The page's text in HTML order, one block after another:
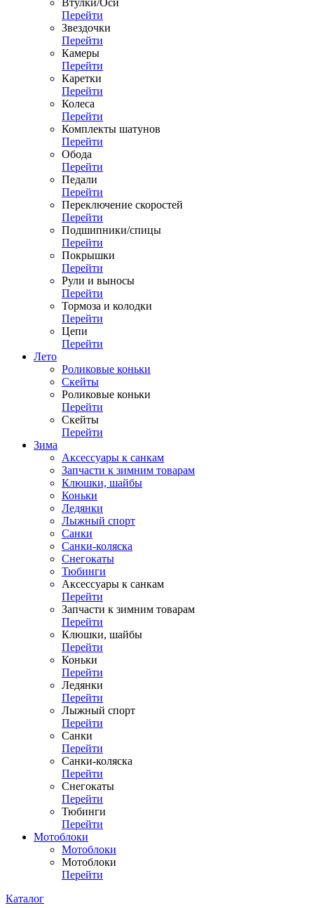
Втулки/Оси
Перейти
Звездочки
Перейти
Камеры
Перейти
Каретки
Перейти
Колеса
Перейти
Комплекты шатунов
Перейти
Обода
Перейти
Педали
Перейти
Переключение скоростей
Перейти
Подшипники/спицы
Перейти
Покрышки
Перейти
Рули и выносы
Перейти
Тормоза и колодки
Перейти
Цепи
Перейти
Лето
Роликовые коньки
Скейты
Роликовые коньки
Перейти
Скейты
Перейти
Зима
Аксессуары к санкам
Запчасти к зимним товарам
Клюшки, шайбы
Коньки
Ледянки
Лыжный спорт
Санки
Санки-коляска
Снегокаты
Тюбинги
Аксессуары к санкам
Перейти
Запчасти к зимним товарам
Перейти
Клюшки, шайбы
Перейти
Коньки
Перейти
Ледянки
Перейти
Лыжный спорт
Перейти
Санки
Перейти
Санки-коляска
Перейти
Снегокаты
Перейти
Тюбинги
Перейти
Мотоблоки
Мотоблоки
Мотоблоки
Перейти
Каталог